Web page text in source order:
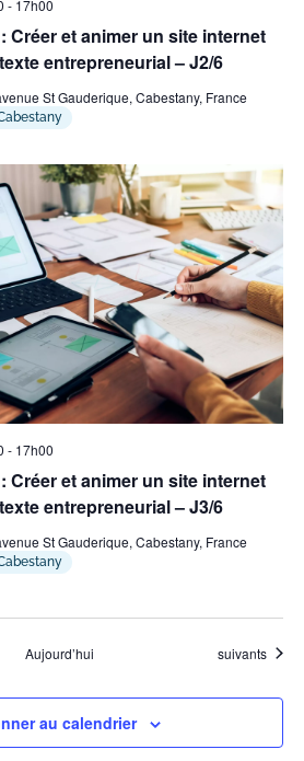
Créer et animer un site internet
entrepreneurial – J2/6
- 17h00
St Gauderique, Cabestany, France
Créer et animer un site internet
entrepreneurial – J3/6
- 17h00
St Gauderique, Cabestany, France
Aujourd’hui Évènements
suivants
au calendrier